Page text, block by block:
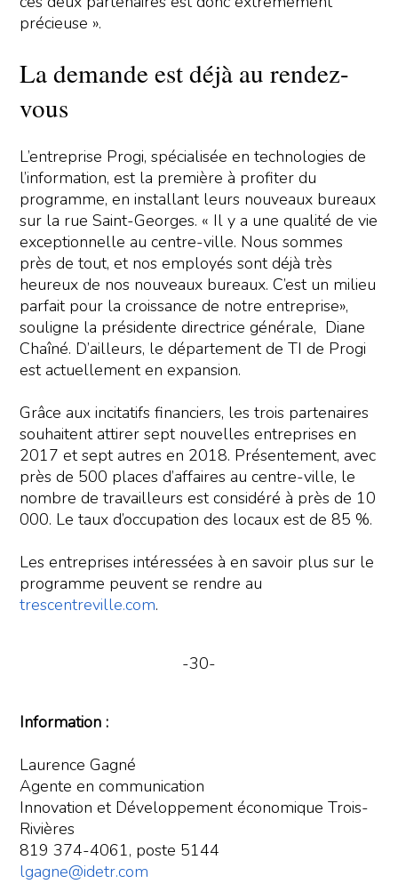
précieuse ».
La demande est déjà au rendez-
vous
L’entreprise Progi, spécialisée en technologies de
l’information, est la première à profiter du
programme, en installant leurs nouveaux bureaux
sur la rue Saint-Georges. « Il y a une qualité de vie
exceptionnelle au centre-ville. Nous sommes
près de tout, et nos employés sont déjà très
heureux de nos nouveaux bureaux. C’est un milieu
parfait pour la croissance de notre entreprise»,
souligne la présidente directrice générale, Diane
Chaîné. D’ailleurs, le département de TI de Progi
est actuellement en expansion.
Grâce aux incitatifs financiers, les trois partenaires
souhaitent attirer sept nouvelles entreprises en
2017 et sept autres en 2018. Présentement, avec
près de 500 places d’affaires au centre-ville, le
nombre de travailleurs est considéré à près de 10
000. Le taux d’occupation des locaux est de 85 %.
Les entreprises intéressées à en savoir plus sur le
programme peuvent se rendre au
trescentreville.com.
-30-
Information :
Laurence Gagné
Agente en communication
Innovation et Développement économique Trois-
Rivières
819 374-4061, poste 5144
lgagne@idetr.com